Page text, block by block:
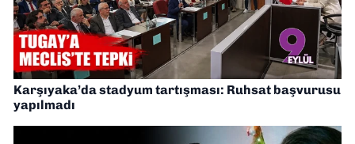
Karşıyaka’da stadyum tartışması: Ruhsat başvurusu
yapılmadı